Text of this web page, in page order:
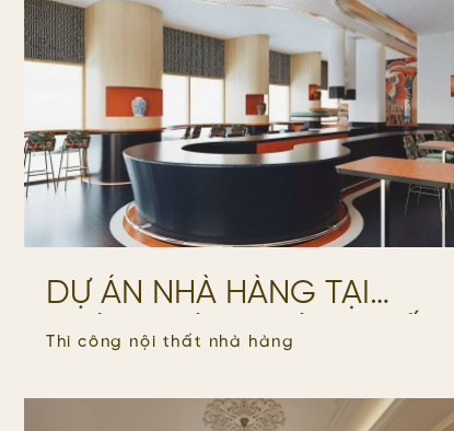
DỰ ÁN NHÀ HÀNG TẠI
PHÁP – HÀNH TRÌNH XUẤT
Thi công nội thất nhà hàng